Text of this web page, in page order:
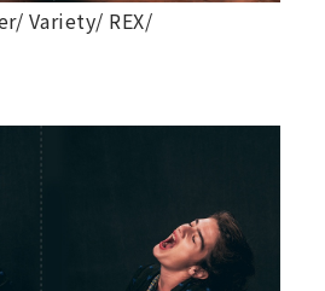
Variety/ REX/